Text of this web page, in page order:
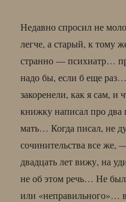
Недавно спросил не
легче, а старый, к тому
странно — психиатр…
надо бы, если б еще
закоренели, как я сам, и
книжку написал про
мать… Когда писал, не
сочинительства все же,
двадцать лет вижу, на
не об этом речь… Не
или «неправильного»…